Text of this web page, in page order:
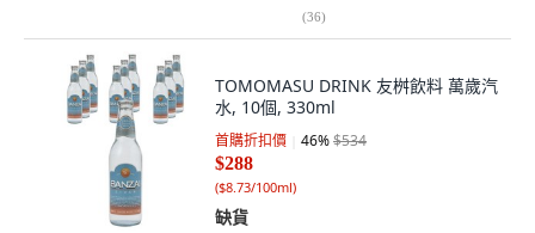
(36)
TOMOMASU DRINK 友桝飲料 萬歲汽
水, 10個, 330ml
首購折扣價 46%$534
$288
($8.73/100ml)
缺貨